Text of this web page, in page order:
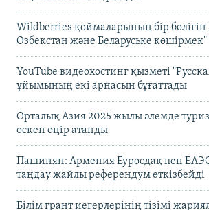
Wildberries қоймаларының бір бөлігін
Өзбекстан және Беларуське көшірмек"
YouTube видеохостинг қызметі
ұйымының екі арнасын бұғаттады
Орталық Азия 2025 жылы әлемде
өскен өңір атанды
Пашинян: Армения Еуроодақ пен
таңдау жайлы референдум өткізбейді
Білім грант иегерлерінің тізімі